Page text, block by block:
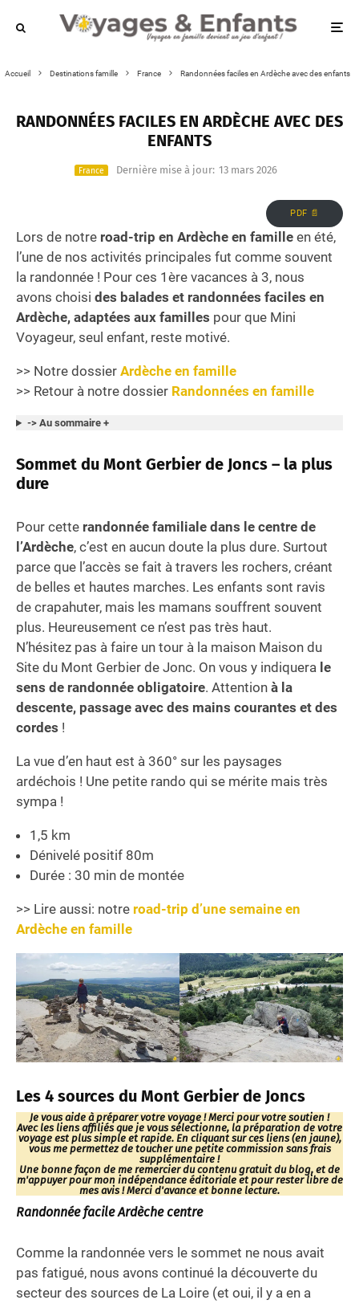
Accueil Destinations famille France Randonnées faciles en Ardèche avec des enfants
RANDONNÉES FACILES EN ARDÈCHE AVEC DES
ENFANTS
France Dernière mise à jour: 13 mars 2026
PDF 📄
Lors de notre road-trip en Ardèche en famille en été,
l’une de nos activités principales fut comme souvent
la randonnée ! Pour ces 1ère vacances à 3, nous
avons choisi des balades et randonnées faciles en
Ardèche, adaptées aux familles pour que Mini
Voyageur, seul enfant, reste motivé.
>> Notre dossier Ardèche en famille
>> Retour à notre dossier Randonnées en famille
-> Au sommaire +
Sommet du Mont Gerbier de Joncs – la plus
dure
Pour cette randonnée familiale dans le centre de
l’Ardèche, c’est en aucun doute la plus dure. Surtout
parce que l’accès se fait à travers les rochers, créant
de belles et hautes marches. Les enfants sont ravis
de crapahuter, mais les mamans souffrent souvent
plus. Heureusement ce n’est pas très haut.
N’hésitez pas à faire un tour à la maison Maison du
Site du Mont Gerbier de Jonc. On vous y indiquera le
sens de randonnée obligatoire. Attention à la
descente, passage avec des mains courantes et des
cordes !
La vue d’en haut est à 360° sur les paysages
ardéchois ! Une petite rando qui se mérite mais très
sympa !
1,5 km
Dénivelé positif 80m
Durée : 30 min de montée
>> Lire aussi: notre road-trip d’une semaine en
Ardèche en famille
Les 4 sources du Mont Gerbier de Joncs
Je vous aide à préparer votre voyage ! Merci pour votre soutien !
Avec les liens affiliés que je vous sélectionne, la préparation de votre
voyage est plus simple et rapide. En cliquant sur ces liens (en jaune),
vous me permettez de toucher une petite commission sans frais
supplémentaire !
Une bonne façon de me remercier du contenu gratuit du blog, et de
m'appuyer pour mon indépendance éditoriale et pour rester libre de
mes avis ! Merci d'avance et bonne lecture.
Randonnée facile Ardèche centre
Comme la randonnée vers le sommet ne nous avait
pas fatigué, nous avons continué la découverte du
secteur des sources de La Loire (et oui, il y a en a